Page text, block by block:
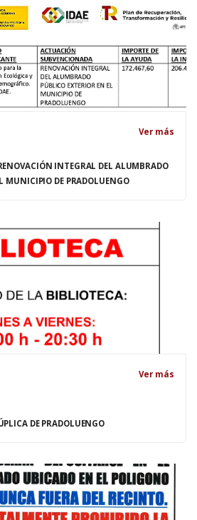
Ver más
INTEGRAL DEL ALUMBRADO
MUNICIPIO DE PRADOLUENGO
Ver más
DE PRADOLUENGO